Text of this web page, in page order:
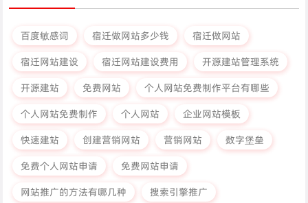
百度敏感词 宿迁做网站多少钱
宿迁做网站
宿迁网站建设
宿迁网站建设费用
开源建站管理系统
开源建站
免费网站
个人网站免费制作平台有哪些
个人网站免费制作
个人网站
企业网站模板
快速建站
创建营销网站 营销网站
数字堡垒
免费个人网站申请
免费网站申请
网站推广的方法有哪几种
搜索引擎推广